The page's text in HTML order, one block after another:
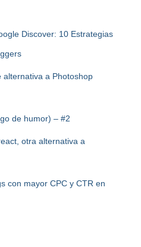
Discover: 10 Estrategias
alternativa a Photoshop
de humor) – #2
otra alternativa a
con mayor CPC y CTR en